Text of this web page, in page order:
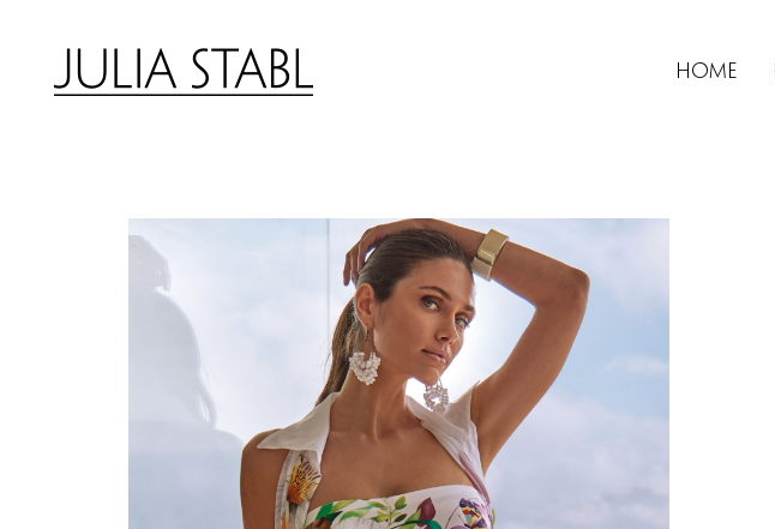
Home